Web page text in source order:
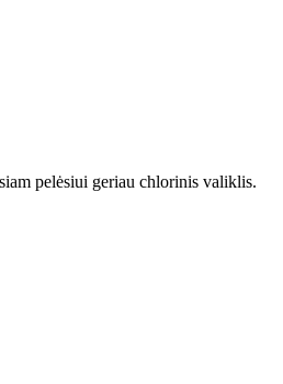
pelėsiui geriau chlorinis valiklis.